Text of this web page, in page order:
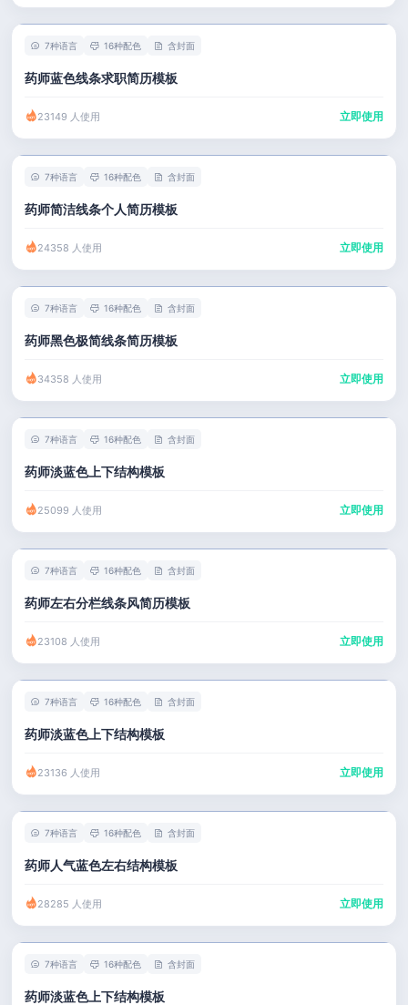
7种语言 16种配色 含封面
药师蓝色线条求职简历模板
23149 人使用 立即使用
7种语言 16种配色 含封面
药师简洁线条个人简历模板
24358 人使用 立即使用
7种语言 16种配色 含封面
药师黑色极简线条简历模板
34358 人使用 立即使用
7种语言 16种配色 含封面
药师淡蓝色上下结构模板
25099 人使用 立即使用
7种语言 16种配色 含封面
药师左右分栏线条风简历模板
23108 人使用 立即使用
7种语言 16种配色 含封面
药师淡蓝色上下结构模板
23136 人使用 立即使用
7种语言 16种配色 含封面
药师人气蓝色左右结构模板
28285 人使用 立即使用
7种语言 16种配色 含封面
药师淡蓝色上下结构模板